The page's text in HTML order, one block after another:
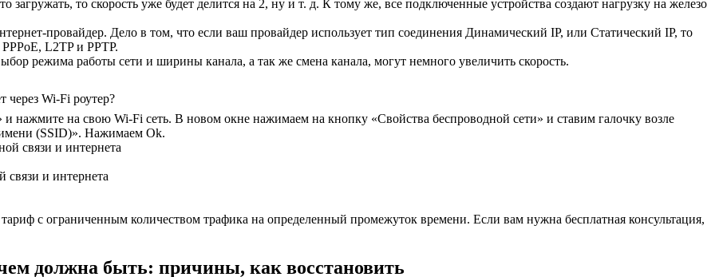
то скорость уже будет делится на 2, ну и т. д. К тому же, все подключенные устройства создают нагрузку на железо
провайдер. Дело в том, что если ваш провайдер использует тип соединения Динамический IP, или Статический IP, то
L2TP и PPTP.
режима работы сети и ширины канала, а так же смена канала, могут немного увеличить скорость.
через Wi-Fi роутер?
нажмите на свою Wi-Fi сеть. В новом окне нажимаем на кнопку «Свойства беспроводной сети» и ставим галочку возле
имени (SSID)». Нажимаем Ok.
и интернета
с ограниченным количеством трафика на определенный промежуток времени. Если вам нужна бесплатная консультация,
должна быть: причины, как восстановить